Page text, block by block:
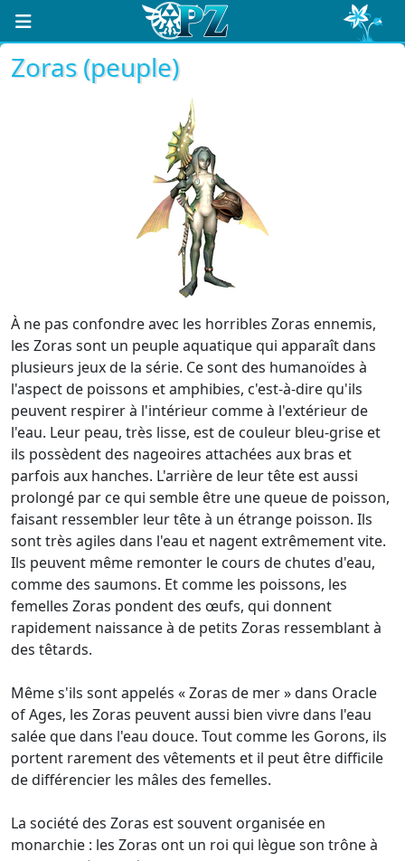
Zoras (peuple)
À ne pas confondre avec les horribles Zoras ennemis,
les Zoras sont un peuple aquatique qui apparaît dans
plusieurs jeux de la série. Ce sont des humanoïdes à
l'aspect de poissons et amphibies, c'est-à-dire qu'ils
peuvent respirer à l'intérieur comme à l'extérieur de
l'eau. Leur peau, très lisse, est de couleur bleu-grise et
ils possèdent des nageoires attachées aux bras et
parfois aux hanches. L'arrière de leur tête est aussi
prolongé par ce qui semble être une queue de poisson,
faisant ressembler leur tête à un étrange poisson. Ils
sont très agiles dans l'eau et nagent extrêmement vite.
Ils peuvent même remonter le cours de chutes d'eau,
comme des saumons. Et comme les poissons, les
femelles Zoras pondent des œufs, qui donnent
rapidement naissance à de petits Zoras ressemblant à
des têtards.
Même s'ils sont appelés « Zoras de mer » dans Oracle
of Ages, les Zoras peuvent aussi bien vivre dans l'eau
salée que dans l'eau douce. Tout comme les Gorons, ils
portent rarement des vêtements et il peut être difficile
de différencier les mâles des femelles.
La société des Zoras est souvent organisée en
monarchie : les Zoras ont un roi qui lègue son trône à